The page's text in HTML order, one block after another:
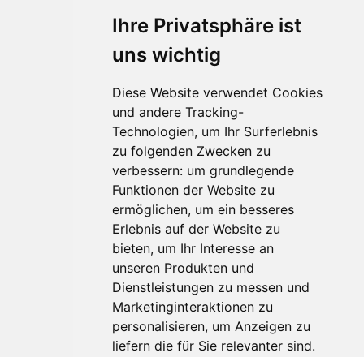
Ihre Privatsphäre ist
uns wichtig
Diese Website verwendet Cookies
und andere Tracking-
Technologien, um Ihr Surferlebnis
zu folgenden Zwecken zu
verbessern: um grundlegende
Funktionen der Website zu
ermöglichen, um ein besseres
Erlebnis auf der Website zu
bieten, um Ihr Interesse an
unseren Produkten und
Dienstleistungen zu messen und
Marketinginteraktionen zu
personalisieren, um Anzeigen zu
liefern die für Sie relevanter sind.
Für Makler:innen
Über Uns
Vorteile
Kontakt
Software Partner
Teilnahme
FAQ
Für Makler:innen